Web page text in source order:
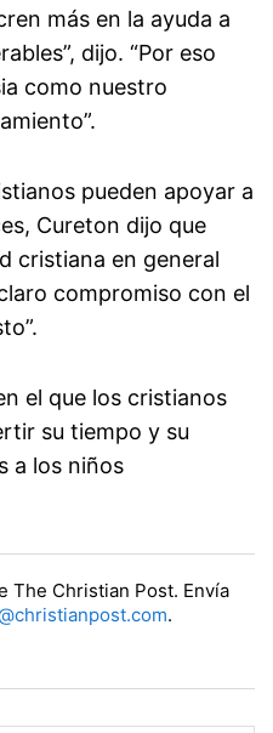
más en la ayuda a
dijo. “Por eso
como nuestro
pueden apoyar a
Cureton dijo que
cristiana en general
compromiso con el
el que los cristianos
su tiempo y su
a los niños
The Christian Post. Envía
.